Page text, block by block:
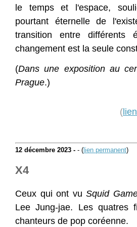
le temps et l'espace,
pourtant éternelle de
transition entre différents
changement est la seule
(Dans une exposition au
Prague.)
(
12 décembre 2023 - - ( lien permanent)
X4
Ceux qui ont vu Squid
Lee Jung-jae. Les quatres
chanteurs de pop coréenne.